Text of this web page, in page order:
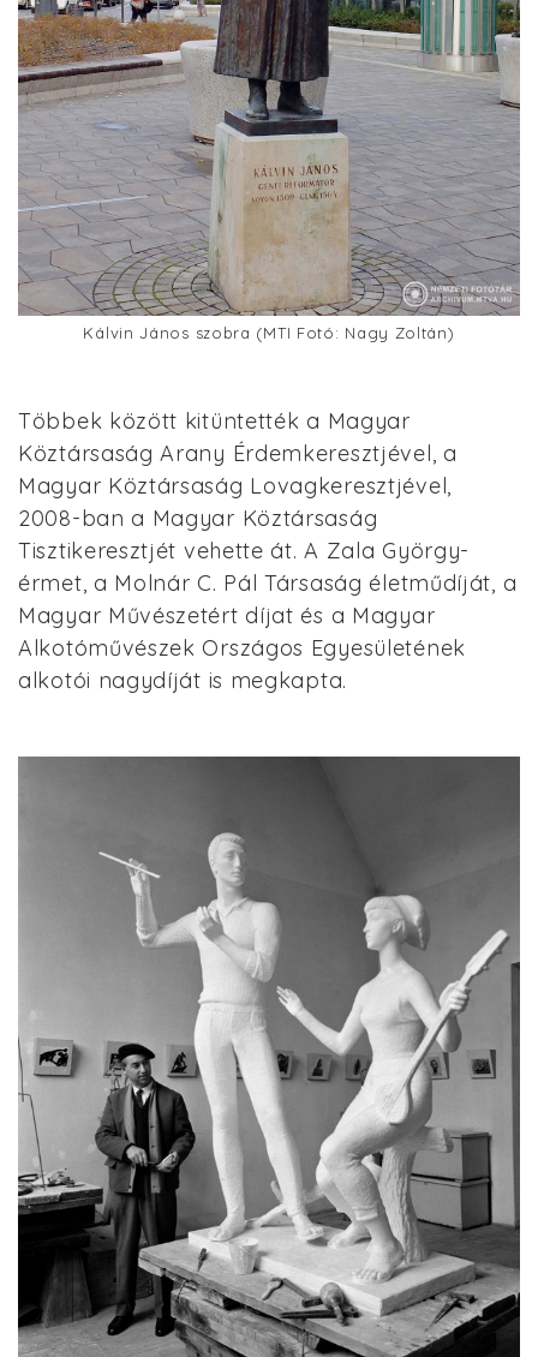
Kálvin János szobra (MTI Fotó: Nagy Zoltán)
Többek között kitüntették a Magyar
Köztársaság Arany Érdemkeresztjével, a
Magyar Köztársaság Lovagkeresztjével,
2008-ban a Magyar Köztársaság
Tisztikeresztjét vehette át. A Zala György-
érmet, a Molnár C. Pál Társaság életműdíját, a
Magyar Művészetért díjat és a Magyar
Alkotóművészek Országos Egyesületének
alkotói nagydíját is megkapta.